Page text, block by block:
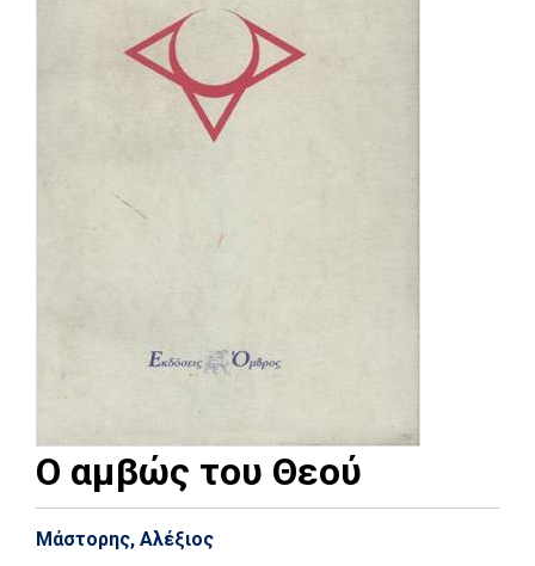
Ο αμβώς του Θεού
Μάστορης, Αλέξιος